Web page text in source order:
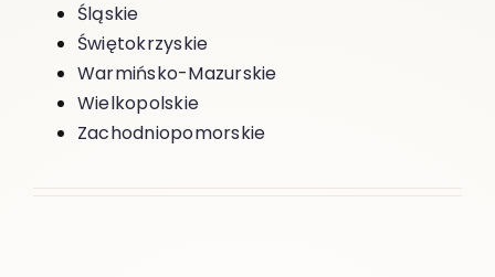
Śląskie
Świętokrzyskie
Warmińsko-Mazurskie
Wielkopolskie
Zachodniopomorskie